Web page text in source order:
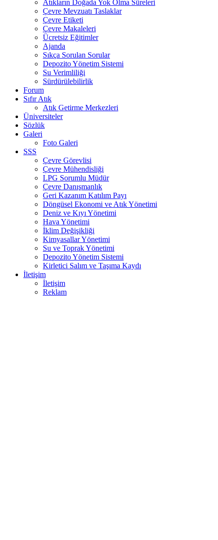
Atıkların Doğada Yok Olma Süreleri
Çevre Mevzuatı Taslaklar
Çevre Etiketi
Çevre Makaleleri
Ücretsiz Eğitimler
Ajanda
Sıkça Sorulan Sorular
Depozito Yönetim Sistemi
Su Verimliliği
Sürdürülebilirlik
Forum
Sıfır Atık
Atık Getirme Merkezleri
Üniversiteler
Sözlük
Galeri
Foto Galeri
SSS
Çevre Görevlisi
Çevre Mühendisliği
LPG Sorumlu Müdür
Çevre Danışmanlık
Geri Kazanım Katılım Payı
Döngüsel Ekonomi ve Atık Yönetimi
Deniz ve Kıyı Yönetimi
Hava Yönetimi
İklim Değişikliği
Kimyasallar Yönetimi
Su ve Toprak Yönetimi
Depozito Yönetim Sistemi
Kirletici Salım ve Taşıma Kaydı
İletişim
İletişim
Reklam